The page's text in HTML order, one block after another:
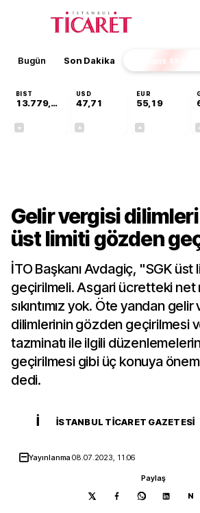
Bugün Son Dakika Finans EKSTRA
BIST
13.779,39
USD
47,71
EUR
55,19
Gelir vergisi dilimleri
üst limiti gözden
İTO Başkanı Avdagiç, "SGK
geçirilmeli. Asgari ücretteki net
sıkıntımız yok. Öte yandan
dilimlerinin gözden geçirilmesi
tazminatı ile ilgili
geçirilmesi gibi üç konuya
dedi.
İ İSTANBUL TICARET GAZETESI
Yayınlanma08.07.2023, 11:06
Paylaş
N